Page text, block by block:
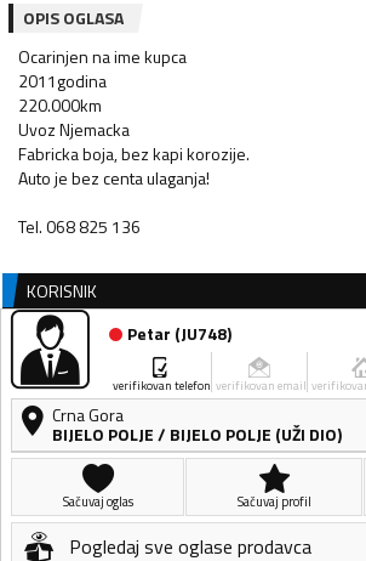
OPIS OGLASA
Ocarinjen na ime kupca
2011godina
220.000km
Uvoz Njemacka
Fabricka boja, bez kapi korozije.
Auto je bez centa ulaganja!
Tel. 068 825 136
KORISNIK
Petar (JU748)
verifikovan telefon verifikovan email
Crna Gora
BIJELO POLJE/ BIJELO POLJE (UŽI DIO)
Sačuvaj oglas Sačuvaj profil
Pogledaj sve oglase prodavca